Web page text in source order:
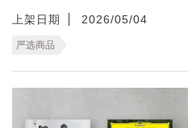
上架日期 2026/05/04
严选商品